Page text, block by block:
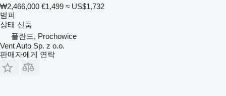
₩2,466,000 €1,499 ≈ US$1,732
범퍼
상태 신품
폴란드, Prochowice
Vent Auto Sp. z o.o.
판매자에게 연락